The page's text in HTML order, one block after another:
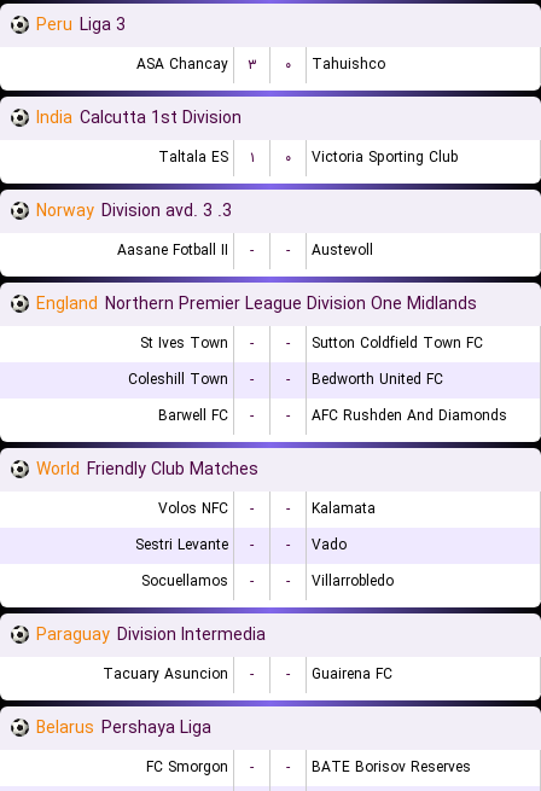
Peru Liga 3
ASA Chancay ۳ ۰ Tahuishco
India Calcutta 1st Division
Taltala ES ۱ ۰ Victoria Sporting Club
Norway 3. Division avd. 3
Aasane Fotball II - - Austevoll
England Northern Premier League Division One Midlands
St Ives Town - -
Sutton Coldfield Town FC
Coleshill Town
- -
Bedworth United FC
Barwell FC
- - AFC Rushden And Diamonds
World Friendly Club Matches
Volos NFC - -
Kalamata
Sestri Levante
- -
Vado
Socuellamos
- - Villarrobledo
Paraguay Division Intermedia
Tacuary Asuncion - - Guairena FC
Belarus Pershaya Liga
FC Smorgon - -
BATE Borisov Reserves